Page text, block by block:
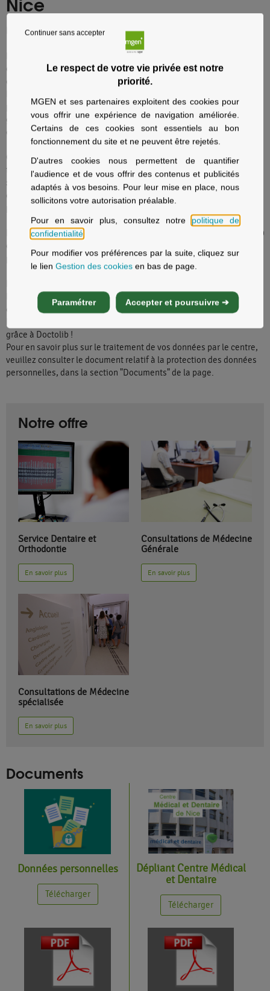
Le respect de votre vie privée est notre
priorité.
MGEN et ses partenaires exploitent des cookies pour
vous offrir une expérience de navigation améliorée.
Certains de ces cookies sont essentiels au bon
fonctionnement du site et ne peuvent être rejetés.
D'autres cookies nous permettent de quantifier
l'audience et de vous offrir des contenus et publicités
adaptés à vos besoins. Pour leur mise en place, nous
sollicitons votre autorisation préalable.
Pour en savoir plus, consultez notre politique de
confidentialité
Pour modifier vos préférences par la suite, cliquez sur
le lienGestion des cookies en bas de page.
Continuer sans accepter
Paramétrer Accepter et poursuivre ➔
DES SOINS DE QUALITÉ A DES TARIFS MAITRISÉS
Le Centre Médical et Dentaire MGEN de Nice comprend un
de consultations de médecine générale et de spécialitésainsi
service dentaire, implantologie et orthodontie
plus de 45 praticiens, permettant d'organiser des rendez-vous
groupés combinant consultations et soins de spécialités
différentes pour vous garantir une prise en charge globale.
Ouvert à tous les assurés sociaux, l’établissement applique une
tarification en secteur 1, soitsans dépassement d’honoraires et
sans reste à charge
au service médical. Les tarifs des prothèses
dentaires et des soins d'orthodontie sont maîtrisés afin de
promouvoir un égal accès aux soins pour tous.
Nos praticiens vous reçoivent du lundi au vendredi de 8h30 à 13h00
plaquette de l'établissement)
Le Centre Médical et Dentaire de Nice utilise Doctolib pour la prise
de rendez-vous en ligne.
grâce à Doctolib !
Pour en savoir plus sur le traitement de vos données par le centre,
veuillez consulter le document relatif à la protection des données
personnelles, dans la section "Documents" de la page.
Notre offre
Service Dentaire et
Orthodontie
En savoir plus
Consultations de Médecine
Générale
En savoir plus
Consultations de Médecine
spécialisée
En savoir plus
Documents
Données personnelles
Télécharger
Dépliant Centre Médical
et Dentaire
Télécharger